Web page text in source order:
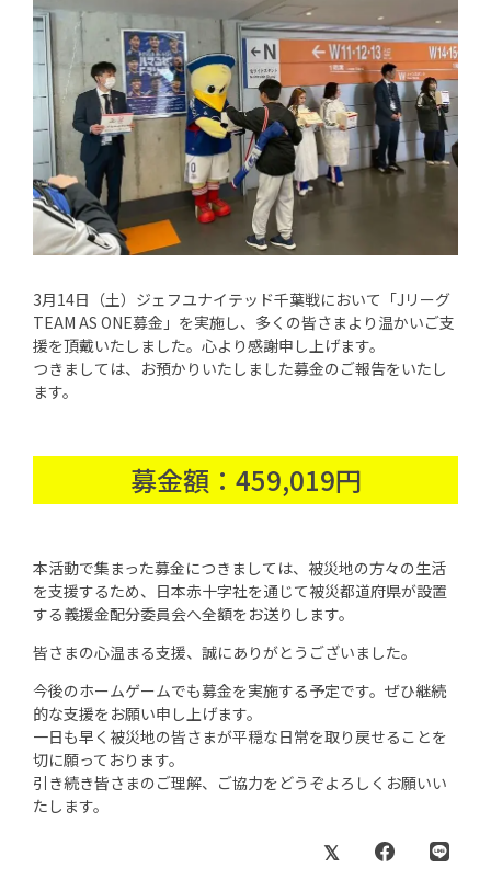
3月14日（土）ジェフユナイテッド千葉戦において「Jリーグ
TEAM AS ONE募金」を実施し、多くの皆さまより温かいご支
援を頂戴いたしました。心より感謝申し上げます。
つきましては、お預かりいたしました募金のご報告をいたし
ます。
募金額：459,019円
本活動で集まった募金につきましては、被災地の方々の生活
を支援するため、日本赤十字社を通じて被災都道府県が設置
する義援金配分委員会へ全額をお送りします。
皆さまの心温まる支援、誠にありがとうございました。
今後のホームゲームでも募金を実施する予定です。ぜひ継続
的な支援をお願い申し上げます。
一日も早く被災地の皆さまが平穏な日常を取り戻せることを
切に願っております。
引き続き皆さまのご理解、ご協力をどうぞよろしくお願いい
たします。